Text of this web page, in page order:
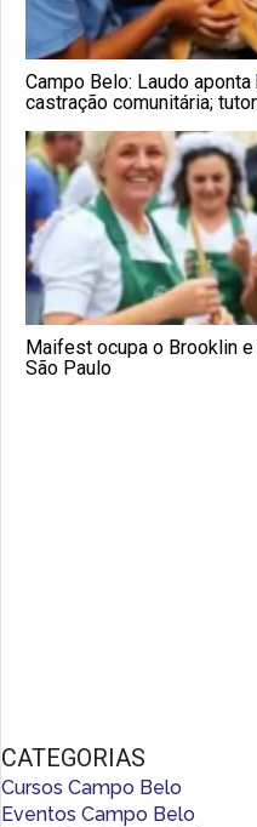
Campo Belo: Laudo
castração comunitária;
Maifest ocupa o Brooklin
São Paulo
CATEGORIAS
Cursos Campo Belo
Eventos Campo Belo